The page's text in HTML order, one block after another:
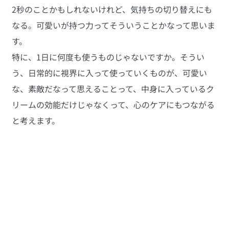
2秒のことかもしれないけれど、気持ちの切り替えにも
なる。可愛いが持つ力ってそういうことかなって思いま
す。
特に、1日に何度も使うものじゃないですか。そうい
う、日常的に視界に入って使っていくものが、可愛い
な、素敵だなって思えることって、中身に入っているク
リームの効能だけじゃなくって、心のケアにもつながる
と考えます。